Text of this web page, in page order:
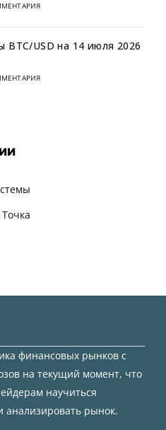
BTC/USD на 14 июля 2026
финансовых рынков с
на текущий момент, что
научиться
анализировать рынок.